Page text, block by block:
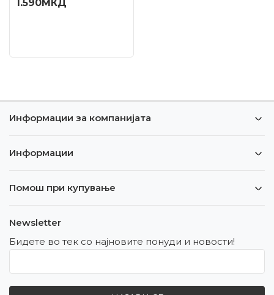
1.590МКД
Информации за компанијата
Информации
Помош при купување
Newsletter
Бидете во тек со најновите понуди и новости!